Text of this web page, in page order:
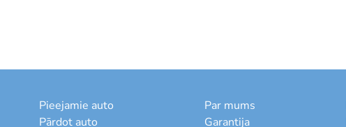
Pieejamie auto
Pārdot auto
Par mums
Garantija